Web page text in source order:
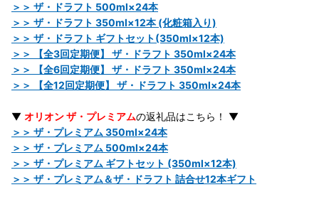
＞＞ ザ・ドラフト 500ml×24本
＞＞ ザ・ドラフト 350ml×12本 (化粧箱入り)
＞＞ ザ・ドラフト ギフトセット(350ml×12本)
＞＞ 【全3回定期便】 ザ・ドラフト 350ml×24本
＞＞ 【全6回定期便】 ザ・ドラフト 350ml×24本
＞＞ 【全12回定期便】 ザ・ドラフト 350ml×24本
▼ オリオン ザ・プレミアムの返礼品はこちら！ ▼
＞＞ ザ・プレミアム 350ml×24本
＞＞ ザ・プレミアム 500ml×24本
＞＞ ザ・プレミアム ギフトセット (350ml×12本)
＞＞ ザ・プレミアム＆ザ・ドラフト 詰合せ12本ギフト